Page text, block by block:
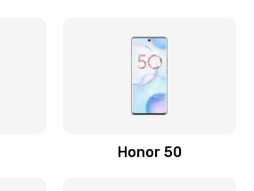
задней крышки
Honor 50